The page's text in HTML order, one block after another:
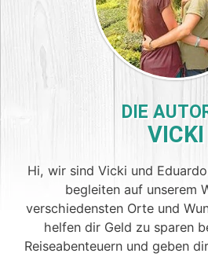
DIE
VICKI
Hi, wir sind Vicki und
begleiten auf unserem
verschiedensten Orte und
helfen dir Geld zu sparen
Reiseabenteuern und geben